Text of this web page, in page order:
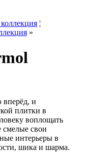
¦
»
вперёд, и
плитки в
воплощать
свои
интерьеры в
шика и шарма.